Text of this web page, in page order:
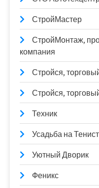
СтройМастер
СтройМонтаж,
компания
Стройся,
Стройся,
Техник
Усадьба на
Уютный Дворик
Феникс